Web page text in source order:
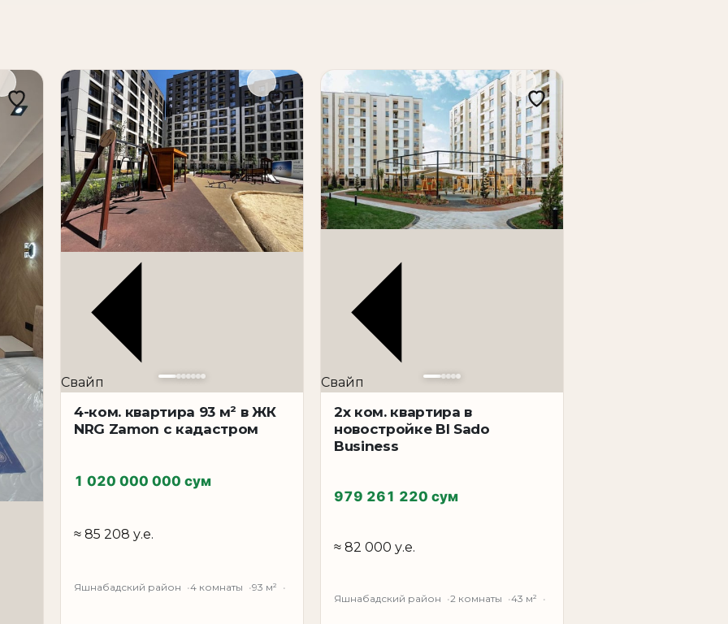
при необходимости)
Яшнабадский район)
Янгиабад
при необходимости)
Свайп
4-ком. квартира 93 м² в ЖК
NRG Zamon с кадастром
1 020 000 000 сум
≈ 85 208 у.е.
Яшнабадский район 4 комнаты 93 м²
Свайп
2х ком. квартира в
новостройке BI Sado
Business
979 261 220 сум
≈ 82 000 у.е.
Яшнабадский район 2 комнаты 43 м²